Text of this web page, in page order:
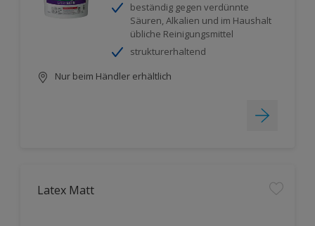
beständig gegen verdünnte
Säuren, Alkalien und im Haushalt
übliche Reinigungsmittel
strukturerhaltend
Nur beim Händler erhältlich
Latex Matt